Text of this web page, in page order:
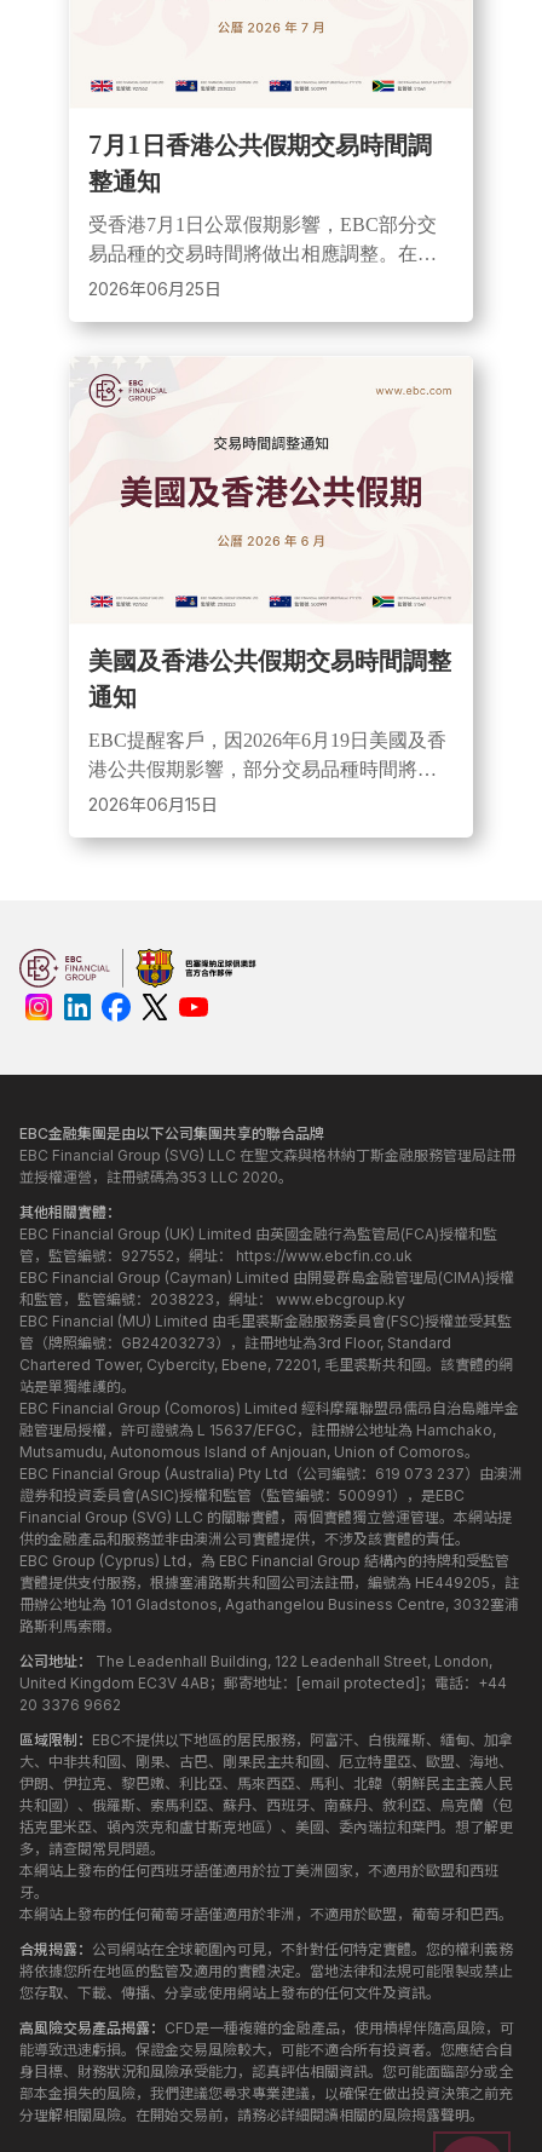
7月1日香港公共假期交易時間調
整通知
受香港7月1日公眾假期影響，EBC部分交
易品種的交易時間將做出相應調整。在此
期間，市場流動性可能減弱、點差或出現
2026年06月25日
美國及香港公共假期交易時間調整
通知
EBC提醒客戶，因2026年6月19日美國及香
港公共假期影響，部分交易品種時間將調
整。期間市場或出現點差擴大、流動性降
詢客服。
2026年06月15日
EBC金融集團是由以下公司集團共享的聯合品牌
EBC Financial Group (SVG) LLC 在聖文森與格林納丁斯金融服務管理局註冊
並授權運營，註冊號碼為353 LLC 2020。
其他相關實體：
EBC Financial Group (UK) Limited 由英國金融行為監管局(FCA)授權和監
管，監管編號：927552，網址： https://www.ebcfin.co.uk
EBC Financial Group (Cayman) Limited 由開曼群島金融管理局(CIMA)授權
和監管，監管編號：2038223，網址： www.ebcgroup.ky
EBC Financial (MU) Limited 由毛里裘斯金融服務委員會(FSC)授權並受其監
管（牌照編號：GB24203273），註冊地址為3rd Floor, Standard
Chartered Tower, Cybercity, Ebene, 72201, 毛里裘斯共和國。該實體的網
站是單獨維護的。
EBC Financial Group (Comoros) Limited 經科摩羅聯盟昂儒昂自治島離岸金
融管理局授權，許可證號為 L 15637/EFGC，註冊辦公地址為 Hamchako,
Mutsamudu, Autonomous Island of Anjouan, Union of Comoros。
EBC Financial Group (Australia) Pty Ltd（公司編號：619 073 237）由澳洲
證券和投資委員會(ASIC)授權和監管（監管編號：500991），是EBC
Financial Group (SVG) LLC 的關聯實體，兩個實體獨立營運管理。本網站提
供的金融產品和服務並非由澳洲公司實體提供，不涉及該實體的責任。
EBC Group (Cyprus) Ltd，為 EBC Financial Group 結構內的持牌和受監管
實體提供支付服務，根據塞浦路斯共和國公司法註冊，編號為 HE449205，註
冊辦公地址為 101 Gladstonos, Agathangelou Business Centre, 3032塞浦
路斯利馬索爾。
公司地址： The Leadenhall Building, 122 Leadenhall Street, London,
United Kingdom EC3V 4AB；郵寄地址：
[email protected] ；電話：+44
20 3376 9662
區域限制： EBC不提供以下地區的居民服務，阿富汗、白俄羅斯、緬甸、加拿
大、中非共和國、剛果、古巴、剛果民主共和國、厄立特里亞、歐盟、海地、
伊朗、伊拉克、黎巴嫩、利比亞、馬來西亞、馬利、北韓（朝鮮民主主義人民
共和國）、俄羅斯、索馬利亞、蘇丹、西班牙、南蘇丹、敘利亞、烏克蘭（包
括克里米亞、頓內茨克和盧甘斯克地區）、美國、委內瑞拉和葉門。想了解更
多，請查閱常見問題。
本網站上發布的任何西班牙語僅適用於拉丁美洲國家，不適用於歐盟和西班
牙。
本網站上發布的任何葡萄牙語僅適用於非洲，不適用於歐盟，葡萄牙和巴西。
合規揭露： 公司網站在全球範圍內可見，不針對任何特定實體。您的權利義務
將依據您所在地區的監管及適用的實體決定。當地法律和法規可能限製或禁止
您存取、下載、傳播、分享或使用網站上發布的任何文件及資訊。
高風險交易產品揭露： CFD是一種複雜的金融產品，使用槓桿伴隨高風險，可
能導致迅速虧損。保證金交易風險較大，可能不適合所有投資者。您應結合自
身目標、財務狀況和風險承受能力，認真評估相關資訊。您可能面臨部分或全
部本金損失的風險，我們建議您尋求專業建議，以確保在做出投資決策之前充
分理解相關風險。在開始交易前，請務必詳細閱讀相關的風險揭露聲明。